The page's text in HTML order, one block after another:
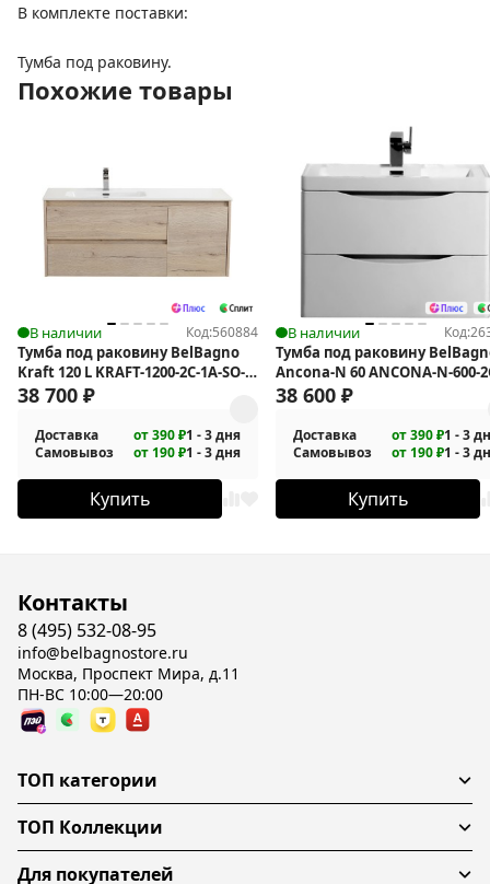
В комплекте поставки:
Тумба под раковину.
Похожие товары
В наличии Код:560884
Тумба под раковину BelBagno
Kraft 120 L KRAFT-1200-2C-1A-SO-
RGB-L подвесная
38 700 ₽
Доставка от 390 ₽1 - 3 дня
Самовывоз
от 190 ₽1 - 3 дня
Купить
В наличии Код:
Тумба под раковину
Ancona-N 60 ANCONA-N-600-
SO-BL подвесная
38 600 ₽
Доставка от 390 ₽1 - 3
Самовывоз
от 190 ₽1 - 3
Купить
Контакты
8 (495) 532-08-95
info@belbagnostore.ru
Москва, Проспект Мира, д.11
ПН-ВС 10:00—20:00
ТОП категории
ТОП Коллекции
Для покупателей